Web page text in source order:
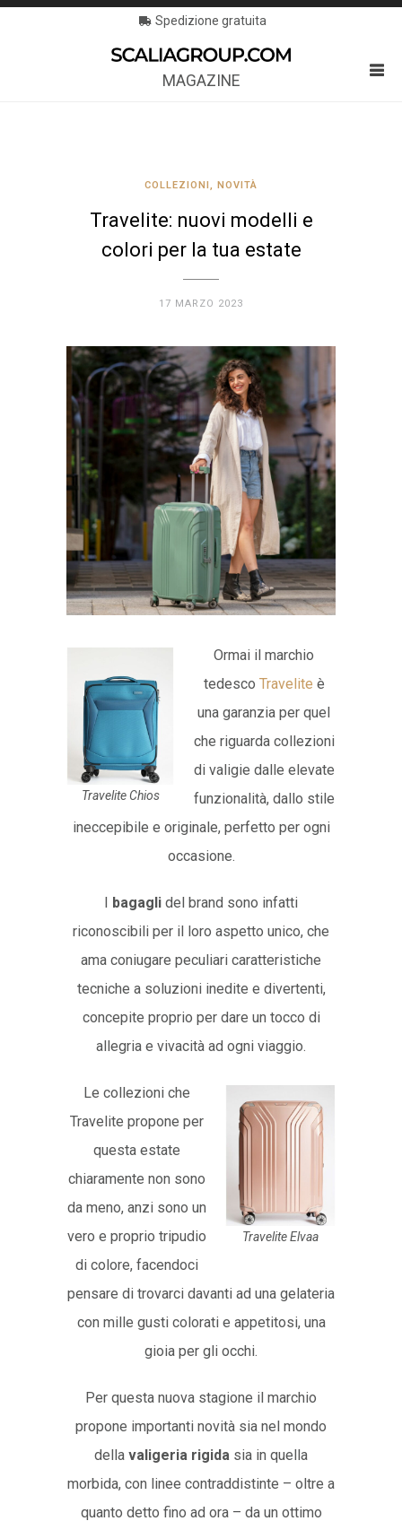
Spedizione gratuita
MAGAZINE
COLLEZIONI, NOVITÀ
Travelite: nuovi modelli e
colori per la tua estate
17 MARZO 2023
Travelite Chios
Ormai il marchio
tedesco Travelite è
una garanzia per quel
che riguarda collezioni
di valigie dalle elevate
funzionalità, dallo stile
ineccepibile e originale, perfetto per ogni
occasione.
I bagagli del brand sono infatti
riconoscibili per il loro aspetto unico, che
ama coniugare peculiari caratteristiche
tecniche a soluzioni inedite e divertenti,
concepite proprio per dare un tocco di
allegria e vivacità ad ogni viaggio.
Travelite Elvaa
Le collezioni che
Travelite propone per
questa estate
chiaramente non sono
da meno, anzi sono un
vero e proprio tripudio
di colore, facendoci
pensare di trovarci davanti ad una gelateria
con mille gusti colorati e appetitosi, una
gioia per gli occhi.
Per questa nuova stagione il marchio
propone importanti novità sia nel mondo
della valigeria rigida sia in quella
morbida, con linee contraddistinte – oltre a
quanto detto fino ad ora – da un ottimo